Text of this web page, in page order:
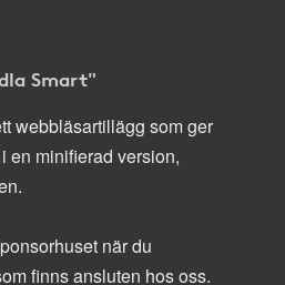
Smart"
webbläsartillägg som ger
en minifierad version,
när du
finns ansluten hos oss.